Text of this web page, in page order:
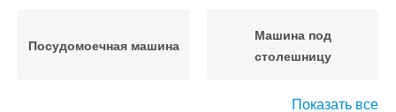
Посудомоечная машина
Машина под
столешницу
Показать все